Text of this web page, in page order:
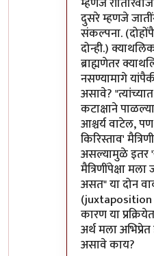
दुसरे म्हणजे
संकल्पना.
दोन्ही.)
ब्राह्मणेतर
नसण्यामागे
असावे?
कटाक्षाने
आश्चर्य वाटेल,
किरिस्ताव'
असल्यामुळे इतर
मैत्रिणींपेक्षा
असत" या दोन
(juxtaposition
कारण या
अर्थ मला
असावे काय?